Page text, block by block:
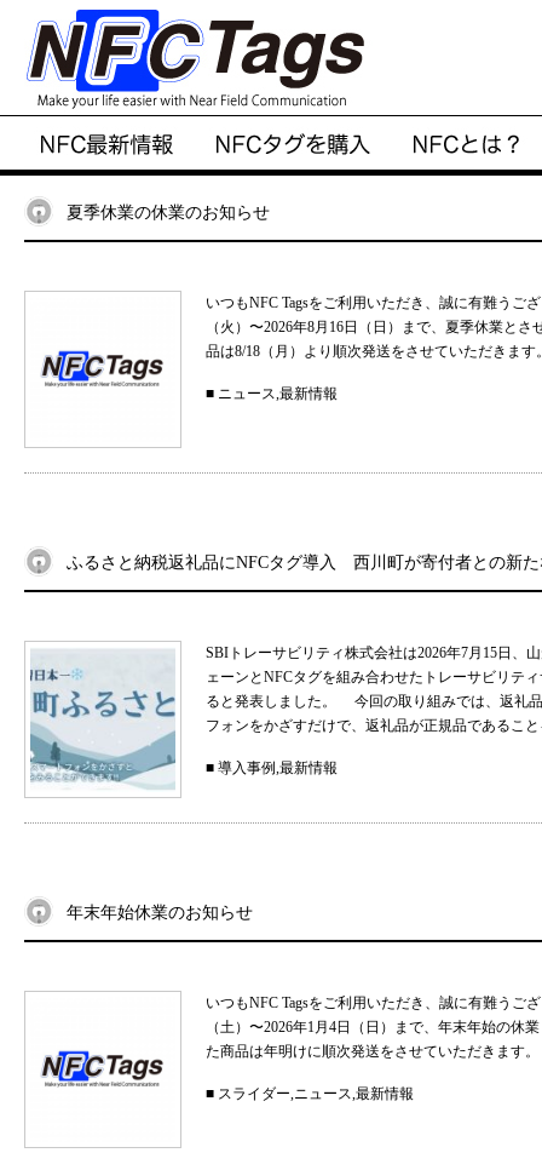
夏季休業の休業のお知らせ
いつもNFC Tagsをご利用いただき、誠に有難う
（火）〜2026年8月16日（日）まで、夏季休業と
品は8/18（月）より順次発送をさせていただきま
■ ニュース,最新情報
ふるさと納税返礼品にNFCタグ導入 西川町が寄付者との新
SBIトレーサビリティ株式会社は2026年7月15日、
ェーンとNFCタグを組み合わせたトレーサビリテ
ると発表しました。 今回の取り組みでは、返礼
フォンをかざすだけで、返礼品が正規品であるこ
■ 導入事例,最新情報
年末年始休業のお知らせ
いつもNFC Tagsをご利用いただき、誠に有難う
（土）〜2026年1月4日（日）まで、年末年始の
た商品は年明けに順次発送をさせていただきます
■ スライダー,ニュース,最新情報